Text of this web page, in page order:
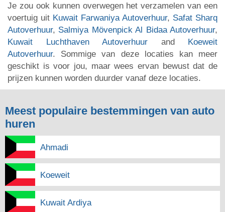
Je zou ook kunnen overwegen het verzamelen van een
voertuig uit Kuwait Farwaniya Autoverhuur, Safat Sharq
Autoverhuur, Salmiya Mövenpick Al Bidaa Autoverhuur,
Kuwait Luchthaven Autoverhuur and Koeweit
Autoverhuur. Sommige van deze locaties kan meer
geschikt is voor jou, maar wees ervan bewust dat de
prijzen kunnen worden duurder vanaf deze locaties.
Meest populaire bestemmingen van auto
huren
Ahmadi
Koeweit
Kuwait Ardiya